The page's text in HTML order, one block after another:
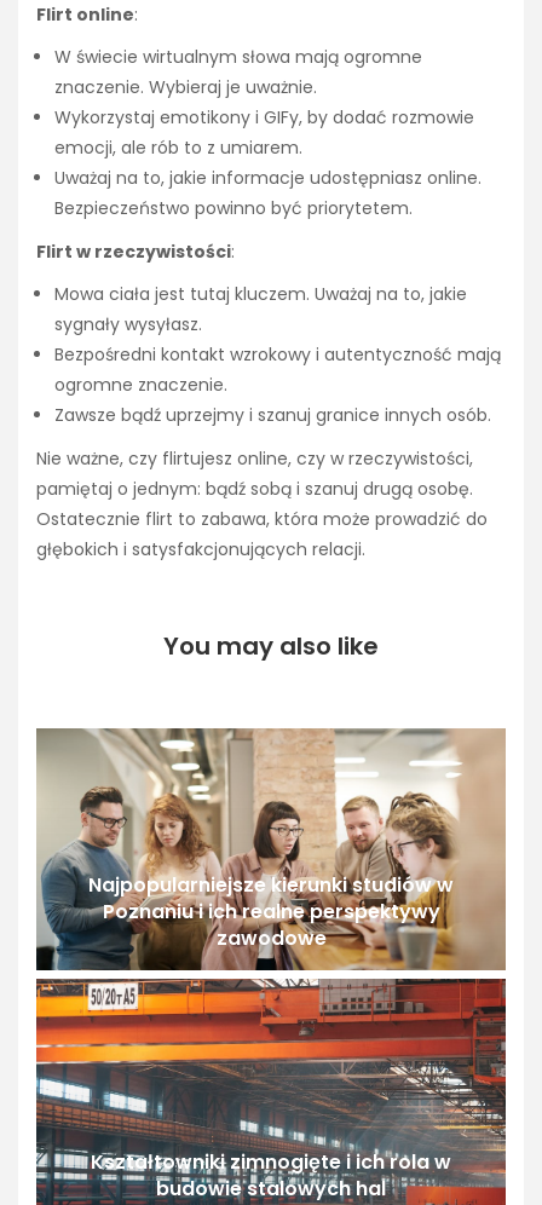
Flirt online:
W świecie wirtualnym słowa mają ogromne
znaczenie. Wybieraj je uważnie.
Wykorzystaj emotikony i GIFy, by dodać rozmowie
emocji, ale rób to z umiarem.
Uważaj na to, jakie informacje udostępniasz online.
Bezpieczeństwo powinno być priorytetem.
Flirt w rzeczywistości:
Mowa ciała jest tutaj kluczem. Uważaj na to, jakie
sygnały wysyłasz.
Bezpośredni kontakt wzrokowy i autentyczność mają
ogromne znaczenie.
Zawsze bądź uprzejmy i szanuj granice innych osób.
Nie ważne, czy flirtujesz online, czy w rzeczywistości,
pamiętaj o jednym: bądź sobą i szanuj drugą osobę.
Ostatecznie flirt to zabawa, która może prowadzić do
głębokich i satysfakcjonujących relacji.
You may also like
Najpopularniejsze kierunki studiów w
Poznaniu i ich realne perspektywy
zawodowe
Kształtowniki zimnogięte i ich rola w
budowie stalowych hal